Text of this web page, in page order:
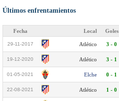
Últimos enfrentamientos
Fecha Local Goles
29-11-2017 Atlético 3 - 0
19-12-2020 Atlético 3 - 1
01-05-2021 Elche 0 - 1
22-08-2021 Atlético 1 - 0